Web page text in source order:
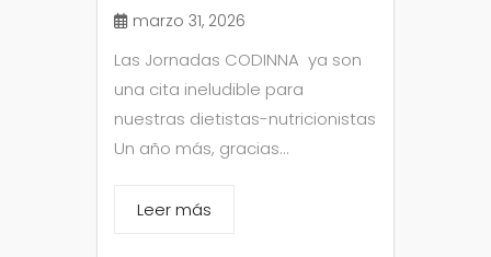
marzo 31, 2026
Las Jornadas CODINNA ya son
una cita ineludible para
nuestras dietistas-nutricionistas
Un año más, gracias...
Leer más